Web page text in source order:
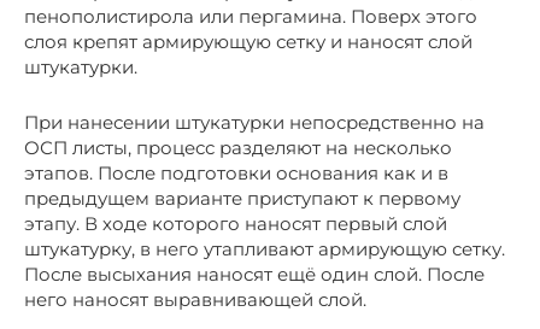
пенополистирола или пергамина. Поверх этого
слоя крепят армирующую сетку и наносят слой
штукатурки.
При нанесении штукатурки непосредственно на
ОСП листы, процесс разделяют на несколько
этапов. После подготовки основания как и в
предыдущем варианте приступают к первому
этапу. В ходе которого наносят первый слой
штукатурку, в него утапливают армирующую сетку.
После высыхания наносят ещё один слой. После
него наносят выравнивающей слой.